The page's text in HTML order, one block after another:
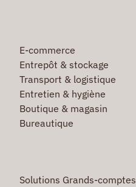
E-commerce
Entrepôt & stockage
Transport & logistique
Entretien & hygiène
Boutique & magasin
Bureautique
Solutions Grands-comptes